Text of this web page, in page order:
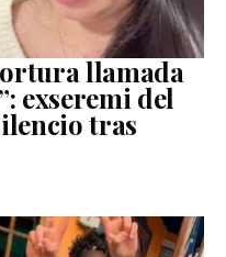
llamada
exseremi del
tras